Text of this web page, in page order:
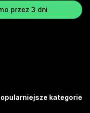
przez 3 dni
kategorie